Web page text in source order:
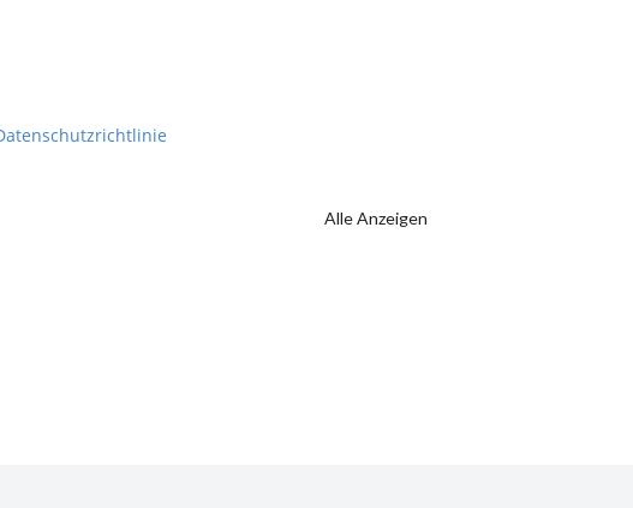
Alle Anzeigen